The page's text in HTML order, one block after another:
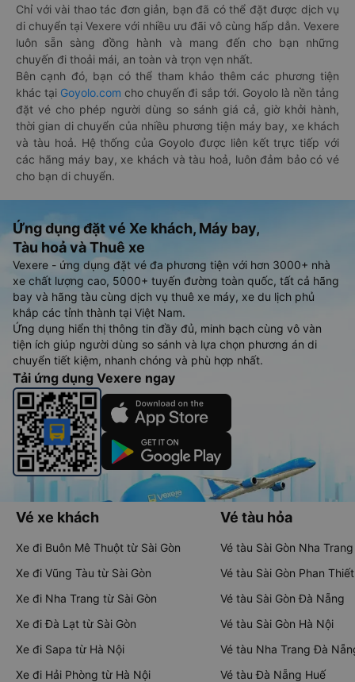
Chỉ với vài thao tác đơn giản, bạn đã có thể đặt được dịch vụ
di chuyển tại Vexere với nhiều ưu đãi vô cùng hấp dẫn. Vexere
luôn sẵn sàng đồng hành và mang đến cho bạn những
chuyến đi thoải mái, an toàn và trọn vẹn nhất.
Bên cạnh đó, bạn có thể tham khảo thêm các phương tiện
khác tại Goyolo.com cho chuyến đi sắp tới. Goyolo là nền tảng
đặt vé cho phép người dùng so sánh giá cả, giờ khởi hành,
thời gian di chuyển của nhiều phương tiện máy bay, xe khách
và tàu hoả. Hệ thống của Goyolo được liên kết trực tiếp với
các hãng máy bay, xe khách và tàu hoả, luôn đảm bảo có vé
cho bạn di chuyển.
Ứng dụng đặt vé Xe khách, Máy bay,
Tàu hoả và Thuê xe
Vexere - ứng dụng đặt vé đa phương tiện với hơn 3000+ nhà
xe chất lượng cao, 5000+ tuyến đường toàn quốc, tất cả hãng
bay và hãng tàu cùng dịch vụ thuê xe máy, xe du lịch phủ
khắp các tỉnh thành tại Việt Nam.
Ứng dụng hiển thị thông tin đầy đủ, minh bạch cùng vô vàn
tiện ích giúp người dùng so sánh và lựa chọn phương án di
chuyển tiết kiệm, nhanh chóng và phù hợp nhất.
Tải ứng dụng Vexere ngay
Vé xe khách
Xe đi Buôn Mê Thuột từ Sài Gòn
Xe đi Vũng Tàu từ Sài Gòn
Xe đi Nha Trang từ Sài Gòn
Xe đi Đà Lạt từ Sài Gòn
Xe đi Sapa từ Hà Nội
Xe đi Hải Phòng từ Hà Nội
Vé tàu hỏa
Vé tàu Sài Gòn Nha Trang
Vé tàu Sài Gòn Phan Thiết
Vé tàu Sài Gòn Đà Nẵng
Vé tàu Sài Gòn Hà Nội
Vé tàu Nha Trang Đà
Vé tàu Đà Nẵng Huế